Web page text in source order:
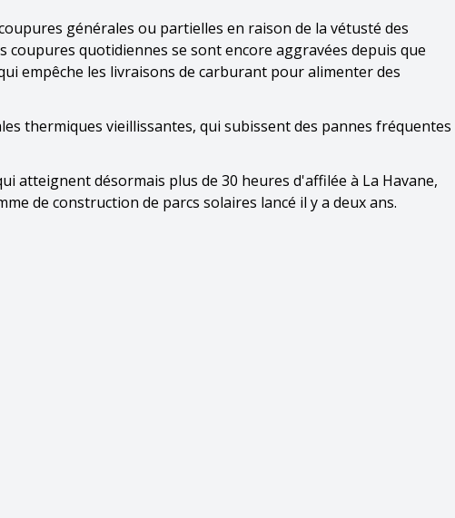
générales ou partielles en raison de la vétusté des
quotidiennes se sont encore aggravées depuis que
empêche les livraisons de carburant pour alimenter des
thermiques vieillissantes, qui subissent des pannes fréquentes
atteignent désormais plus de 30 heures d'affilée à La Havane,
de construction de parcs solaires lancé il y a deux ans.